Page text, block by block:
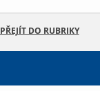
PŘEJÍT DO RUBRIKY